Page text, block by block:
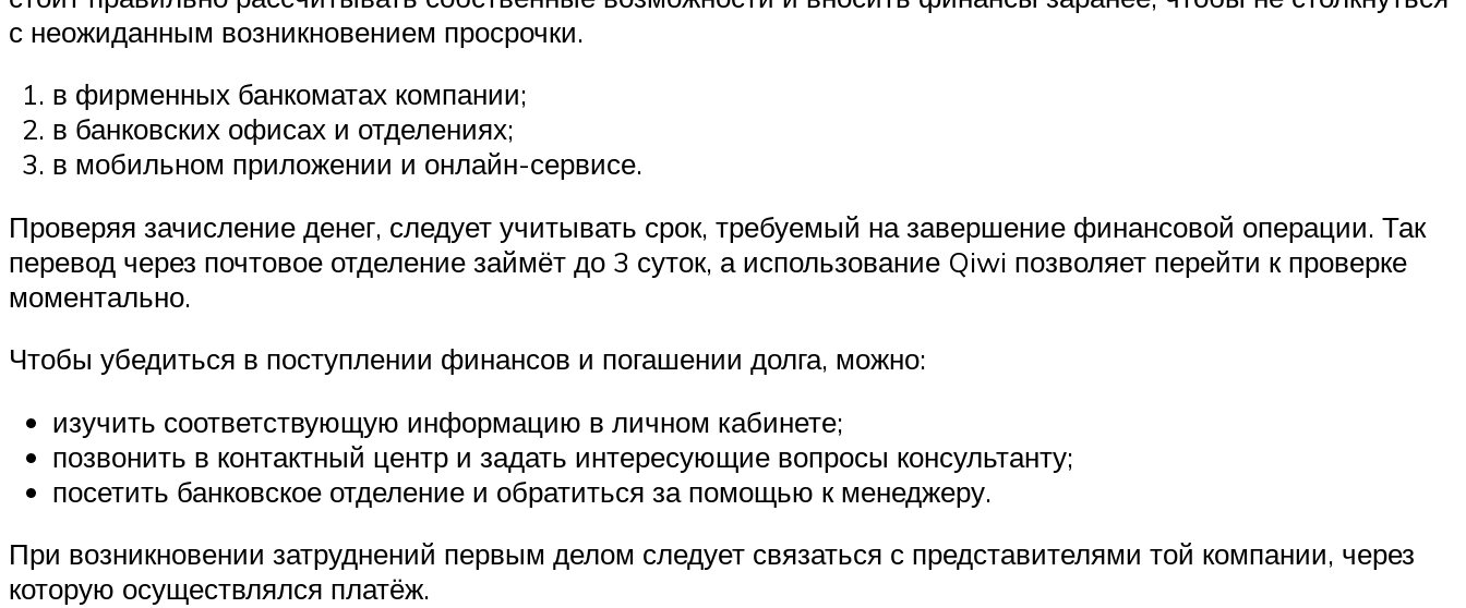
с неожиданным возникновением просрочки.
в фирменных банкоматах компании;
в банковских офисах и отделениях;
в мобильном приложении и онлайн-сервисе.
Проверяя зачисление денег, следует учитывать срок, требуемый на завершение финансовой операции. Так
перевод через почтовое отделение займёт до 3 суток, а использование Qiwi позволяет перейти к проверке
моментально.
Чтобы убедиться в поступлении финансов и погашении долга, можно:
изучить соответствующую информацию в личном кабинете;
позвонить в контактный центр и задать интересующие вопросы консультанту;
посетить банковское отделение и обратиться за помощью к менеджеру.
При возникновении затруднений первым делом следует связаться с представителями той компании, через
которую осуществлялся платёж.